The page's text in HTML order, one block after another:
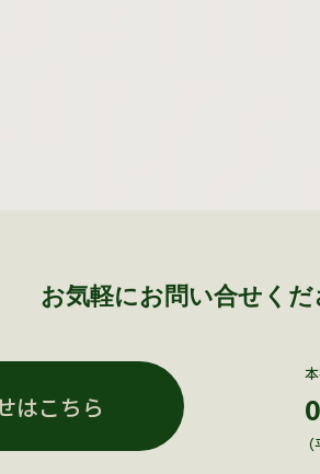
お気軽にお問い合せくだ
はこちら